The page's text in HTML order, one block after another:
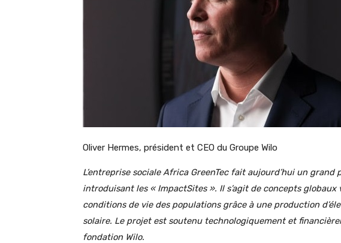
Oliver Hermes, président et CEO du Groupe Wilo
L’entreprise sociale Africa GreenTec fait aujourd’hui un
introduisant les « ImpactSites ». Il s’agit de concepts
conditions de vie des populations grâce à une production
solaire. Le projet est soutenu technologiquement et
fondation Wilo.